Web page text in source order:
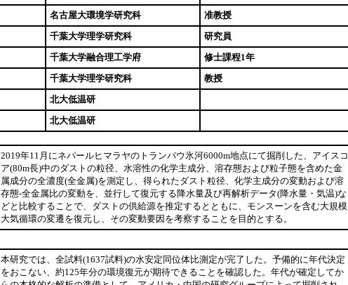
名古屋大環境学研究科
准教授
千葉大学理学研究科
研究員
千葉大学融合理工学府
修士課程1年
千葉大学理学研究科
教授
北大低温研
北大低温研
2019年11月にネパールヒマラヤのトランバウ氷河6000m地点にて掘削した、アイスコ
ア(80m長)中のダストの粒径、水溶性の化学主成分、溶存態および粒子態を含めた金
属成分の全濃度(全金属)を測定し、得られたダスト粒径、化学主成分の変動および溶
存態-全金属比の変動を、並行して復元する降水量及び再解析データ(降水量・気温)な
どと比較することで、ダストの供給源を推定するとともに、モンスーンを含む大規模
大気循環の変遷を復元し、その変動要因を考察することを目的とする。
本研究では、全試料(1637試料)の水安定同位体比測定が完了した。予備的に年代決定
をおこない、約125年分の環境復元が期待できることを確認した。年代が確定してか